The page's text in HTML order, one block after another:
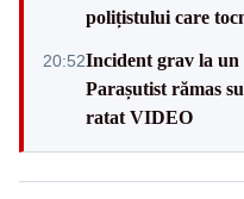
polițistului care
20:52Incident grav la
Parașutist rămas
ratat VIDEO